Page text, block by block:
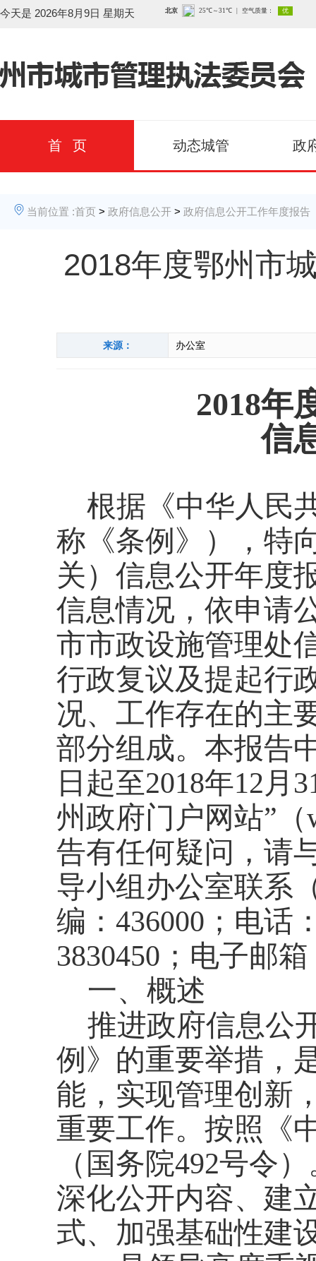
今天是 2026年8月9日 星期天
首 页 动态城管 政
当前位置 :首页 > 政府信息公开 > 政府信息公开工作年度报告
2018年度鄂州市
来源： 办公室
2018年
信
根据《中华人民
称《条例》），特
关）信息公开年度
信息情况，依申请
市市政设施管理处
行政复议及提起行
况、工作存在的主
部分组成。本报告
日起至2018年12月
州政府门户网站”（
告有任何疑问，请
导小组办公室联系
编：436000；电话
3830450；电子邮
一、概述
推进政府信息公
例》的重要举措，
能，实现管理创新
重要工作。按照《
（国务院492号令）
深化公开内容、建
式、加强基础性建